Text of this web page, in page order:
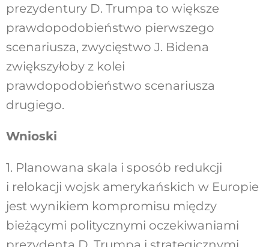
prezydentury D. Trumpa to większe
prawdopodobieństwo pierwszego
scenariusza, zwycięstwo J. Bidena
zwiększyłoby z kolei
prawdopodobieństwo scenariusza
drugiego.
Wnioski
1. Planowana skala i sposób redukcji
i relokacji wojsk amerykańskich w Europie
jest wynikiem kompromisu między
bieżącymi politycznymi oczekiwaniami